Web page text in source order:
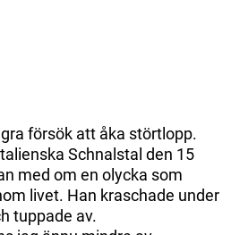
försök att åka störtlopp.
Schnalstal den 15
med om en olycka som
livet. Han kraschade under
tuppade av.